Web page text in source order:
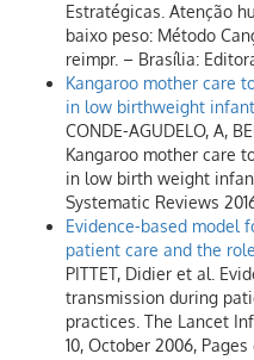
Estratégicas. Atenção
baixo peso: Método
reimpr. – Brasília:
Kangaroo mother care
in low birthweight
CONDE-AGUDELO, A,
Kangaroo mother care
in low birth weight
Systematic Reviews
Evidence-based model
patient care and the
PITTET, Didier et al.
transmission during
practices. The Lancet
10, October 2006, Pages